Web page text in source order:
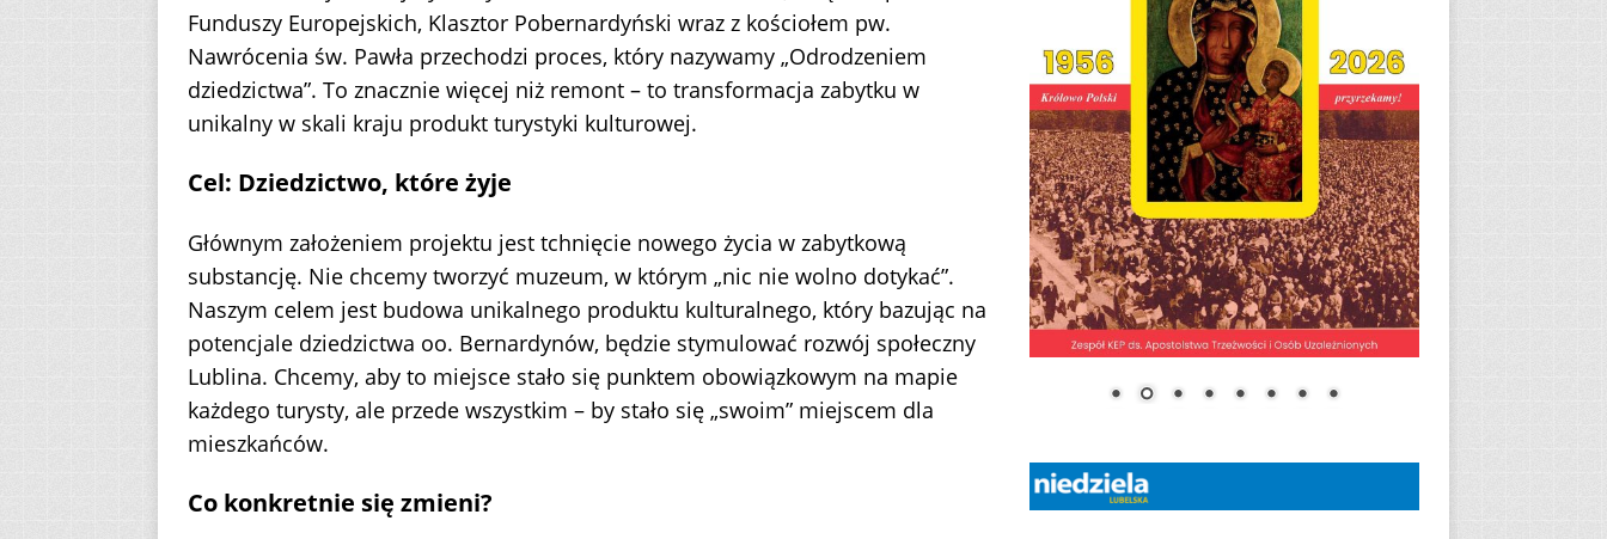
Funduszy Europejskich, Klasztor Pobernardyński wraz z kościołem pw.
Nawrócenia św. Pawła przechodzi proces, który nazywamy „Odrodzeniem
dziedzictwa”. To znacznie więcej niż remont – to transformacja zabytku w
unikalny w skali kraju produkt turystyki kulturowej.
Cel: Dziedzictwo, które żyje
Głównym założeniem projektu jest tchnięcie nowego życia w zabytkową
substancję. Nie chcemy tworzyć muzeum, w którym „nic nie wolno dotykać”.
Naszym celem jest budowa unikalnego produktu kulturalnego, który bazując na
potencjale dziedzictwa oo. Bernardynów, będzie stymulować rozwój społeczny
Lublina. Chcemy, aby to miejsce stało się punktem obowiązkowym na mapie
każdego turysty, ale przede wszystkim – by stało się „swoim” miejscem dla
mieszkańców.
Co konkretnie się zmieni?